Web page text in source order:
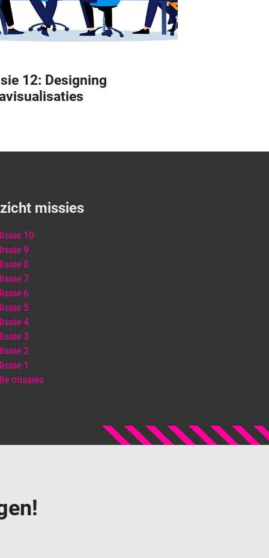
12: Designing
missies
10
9
8
7
6
5
4
3
2
1
missies